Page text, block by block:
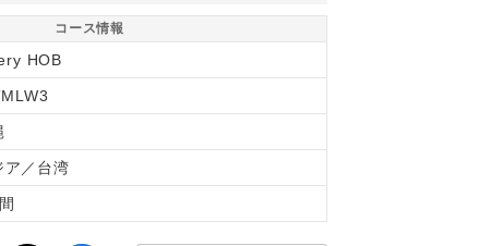
コース情報
HOB
ア／台湾